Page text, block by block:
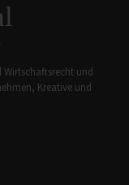
Wirtschaftsrecht und
Kreative und